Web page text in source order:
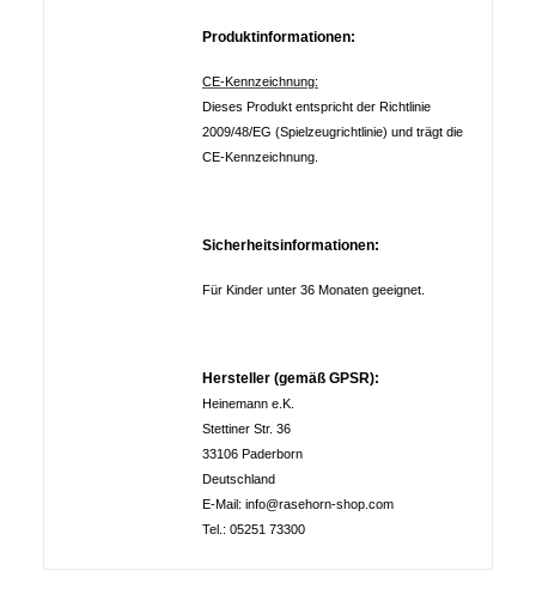
Produktinformationen:
CE-Kennzeichnung:
Dieses Produkt entspricht der Richtlinie
2009/48/EG (Spielzeugrichtlinie) und trägt die
CE-Kennzeichnung.
Sicherheitsinformationen:
Für Kinder unter 36 Monaten geeignet.
Hersteller (gemäß GPSR):
Heinemann e.K.
Stettiner Str. 36
33106 Paderborn
Deutschland
E-Mail: info@rasehorn-shop.com
Tel.: 05251 73300